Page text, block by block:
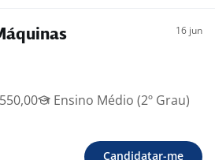
16 jun
Ensino Médio (2º Grau)
Candidatar-me